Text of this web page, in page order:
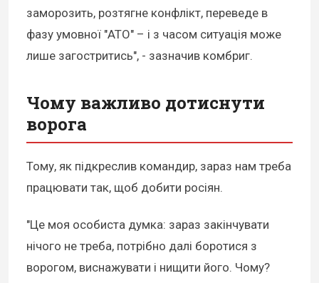
заморозить, розтягне конфлікт, переведе в
фазу умовної "АТО" – і з часом ситуація може
лише загостритись", - зазначив комбриг.
Чому важливо дотиснути
ворога
Тому, як підкреслив командир, зараз нам треба
працювати так, щоб добити росіян.
"Це моя особиста думка: зараз закінчувати
нічого не треба, потрібно далі боротися з
ворогом, виснажувати і нищити його. Чому?